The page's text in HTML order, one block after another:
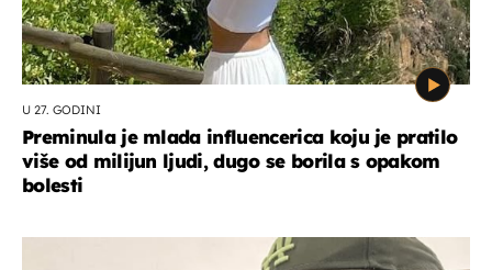
U 27. GODINI
Preminula je mlada influencerica koju je pratilo
više od milijun ljudi, dugo se borila s opakom
bolesti